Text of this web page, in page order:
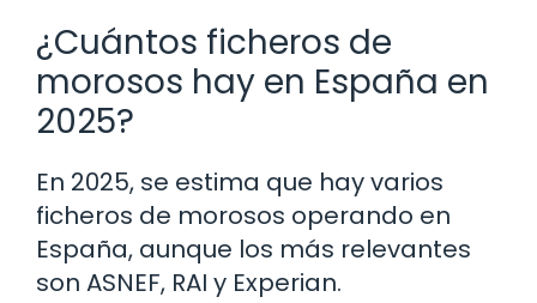
¿Cuántos ficheros de
morosos hay en España en
2025?
En 2025, se estima que hay varios
ficheros de morosos operando en
España, aunque los más relevantes
son ASNEF, RAI y Experian.